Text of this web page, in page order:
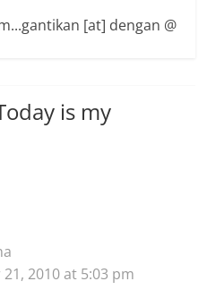
[at] dengan @
is my
2010 at 5:03 pm